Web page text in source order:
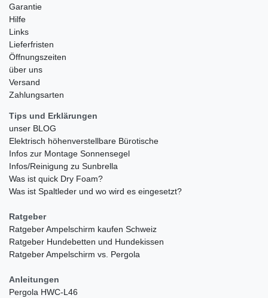
Garantie
Hilfe
Links
Lieferfristen
Öffnungszeiten
über uns
Versand
Zahlungsarten
Tips und Erklärungen
unser BLOG
Elektrisch höhenverstellbare Bürotische
Infos zur Montage Sonnensegel
Infos/Reinigung zu Sunbrella
Was ist quick Dry Foam?
Was ist Spaltleder und wo wird es eingesetzt?
Ratgeber
Ratgeber Ampelschirm kaufen Schweiz
Ratgeber Hundebetten und Hundekissen
Ratgeber Ampelschirm vs. Pergola
Anleitungen
Pergola HWC-L46